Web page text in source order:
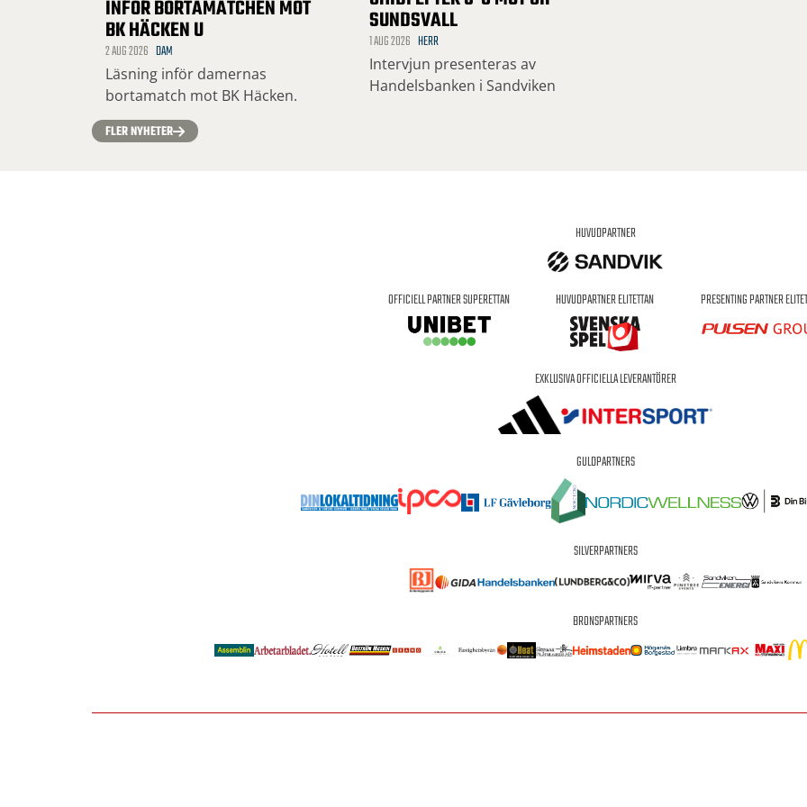
INFÖR BORTAMATCHEN MOT
BK HÄCKEN U
2 AUG 2026 DAM
Läsning inför damernas
bortamatch mot BK Häcken.
SUNDSVALL
1 AUG 2026 HERR
Intervjun presenteras av
Handelsbanken i Sandviken
FLER NYHETER
HUVUDPARTNER
OFFICIELL PARTNER SUPERETTAN HUVUDPARTNER ELITETTAN PRESENTING PARTNER
EXKLUSIVA OFFICIELLA LEVERANTÖRER
GULDPARTNERS
SILVERPARTNERS
BRONSPARTNERS